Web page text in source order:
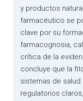
y productos
farmacéutico se
clave por su
farmacognosia,
crítica de la
concluye que la
sistemas de
regulatorios